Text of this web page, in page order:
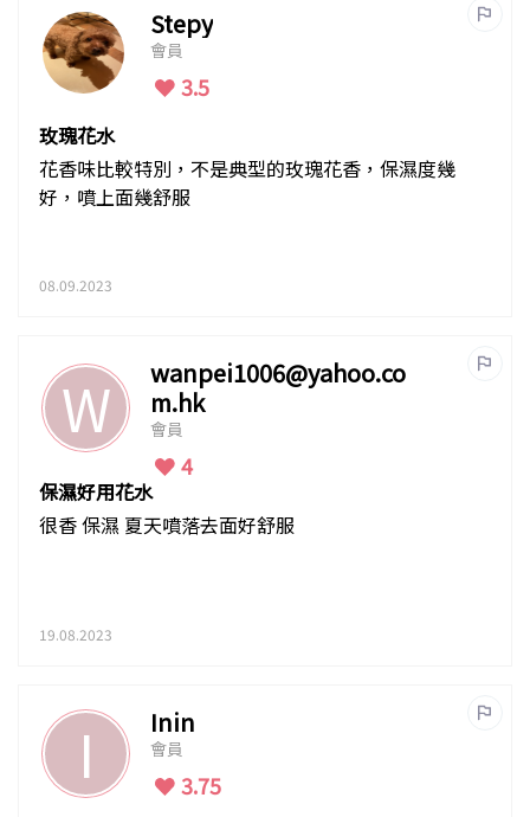
Stepy
會員
3.5
玫瑰花水
花香味比較特別，不是典型的玫瑰花香，保濕度幾
好，噴上面幾舒服
08.09.2023
W
wanpei1006@yahoo.co
m.hk
會員
4
保濕好用花水
很香 保濕 夏天噴落去面好舒服
19.08.2023
I Inin
會員
3.75